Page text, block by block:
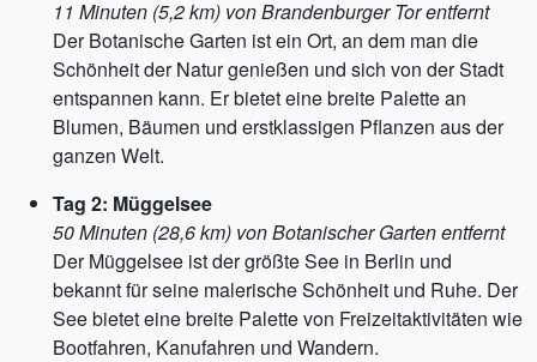
11 Minuten (5,2 km) von Brandenburger Tor entfernt
Der Botanische Garten ist ein Ort, an dem man die
Schönheit der Natur genießen und sich von der Stadt
entspannen kann. Er bietet eine breite Palette an
Blumen, Bäumen und erstklassigen Pflanzen aus der
ganzen Welt.
Tag 2: Müggelsee
50 Minuten (28,6 km) von Botanischer Garten entfernt
Der Müggelsee ist der größte See in Berlin und
bekannt für seine malerische Schönheit und Ruhe. Der
See bietet eine breite Palette von Freizeitaktivitäten wie
Bootfahren, Kanufahren und Wandern.